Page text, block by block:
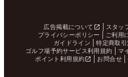
広告掲載について スタッ
プライバシーポリシー
ご利用
ガイドライン
特定商取
ゴルフ場予約サービス利用規約
マ
ポイント利用規約
お問合せ